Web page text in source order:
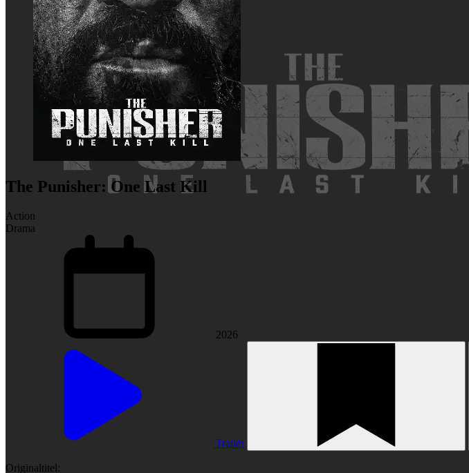
The Punisher: One Last Kill
Action
Drama
2026
Trailer
Originaltitel: